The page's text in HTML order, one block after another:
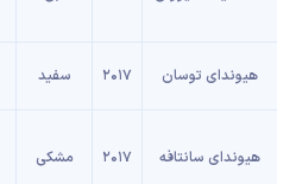
هیوندای توسان 2017 سفید
هیوندای سانتافه 2017 مشکی